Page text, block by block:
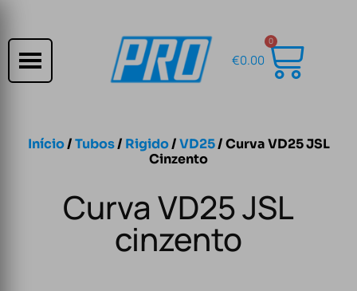
€0.00
0
Início/Tubos/ Rigido/VD25/ Curva VD25 JSL
Cinzento
Curva VD25 JSL
cinzento